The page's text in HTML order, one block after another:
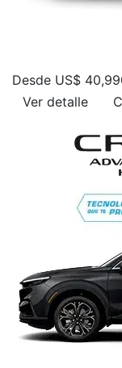
Desde US$
Ver detalle